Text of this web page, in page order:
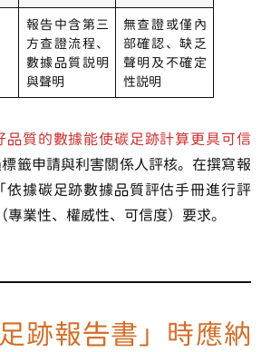
報告中含第三
方查證流程、
數據品質說明
與聲明
無查證或僅內
部確認、缺乏
聲明及不確定
性說明
品質的數據能使碳足跡計算更具可信
籤申請與利害關係人評核。在撰寫報
依據碳足跡數據品質評估手冊進行評
專業性、權威性、可信度）要求。
跡報告書」時應納